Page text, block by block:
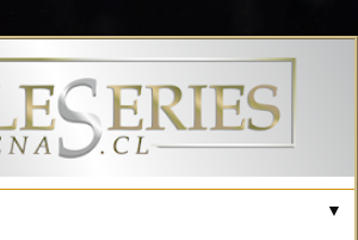
▼